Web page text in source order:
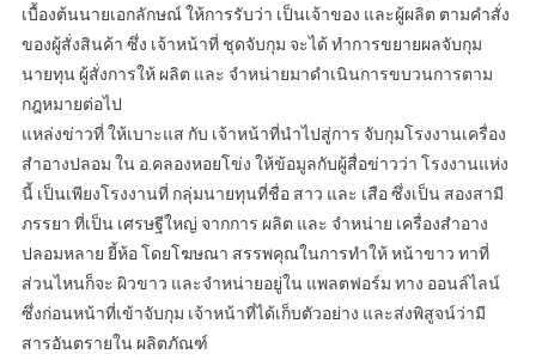
เบื้องต้นนายเอกลักษณ์ ให้การรับว่า เป็นเจ้าของ และผู้ผลิต ตามคำสั่ง
ของผู้สั่งสินค้า ซึ่ง เจ้าหน้าที่ ชุดจับกุม จะได้ ทำการขยายผลจับกุม
นายทุน ผู้สั่งการให้ ผลิต และ จำหน่ายมาดำเนินการขบวนการตาม
กฎหมายต่อไป
แหล่งข่าวที่ ให้เบาะแส กับ เจ้าหน้าที่นำไปสู่การ จับกุมโรงงานเครื่อง
สำอางปลอม ใน อ.คลองหอยโข่ง ให้ข้อมูลกับผู้สื่อข่าวว่า โรงงานแห่ง
นี้ เป็นเพียงโรงงานที่ กลุ่มนายทุนที่ชื่อ สาว และ เสือ ซึ่งเป็น สองสามี
ภรรยา ที่เป็น เศรษฐีใหญ่ จากการ ผลิต และ จำหน่าย เครื่องสำอาง
ปลอมหลาย ยี้ห้อ โดยโฆษณา สรรพคุณในการทำให้ หน้าขาว ทาที่
ส่วนไหนก็จะ ผิวขาว และจำหน่ายอยู่ใน แพลตฟอร์ม ทาง ออนล์ไลน์
ซึ่งก่อนหน้าที่เข้าจับกุม เจ้าหน้าที่ได้เก็บตัวอย่าง และส่งพิสูจน์ว่ามี
สารอันตรายใน ผลิตภัณฑ์